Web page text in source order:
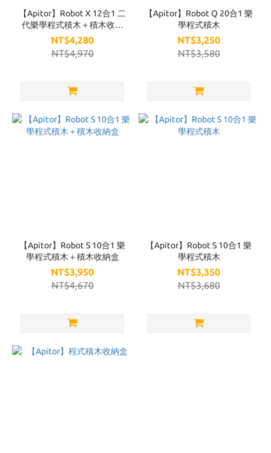
【Apitor】Robot X 12合1 二
代樂學程式積木＋積木收納
盒
NT$4,280
NT$4,970
【Apitor】Robot Q 20合1 樂
學程式積木
NT$3,250
NT$3,580
【Apitor】Robot S 10合1 樂
學程式積木＋積木收納盒
NT$3,950
NT$4,670
【Apitor】Robot S 10合1 樂
學程式積木
NT$3,350
NT$3,680